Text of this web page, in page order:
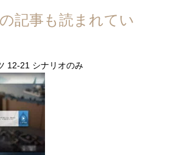
記事も読まれてい
12-21 シナリオのみ